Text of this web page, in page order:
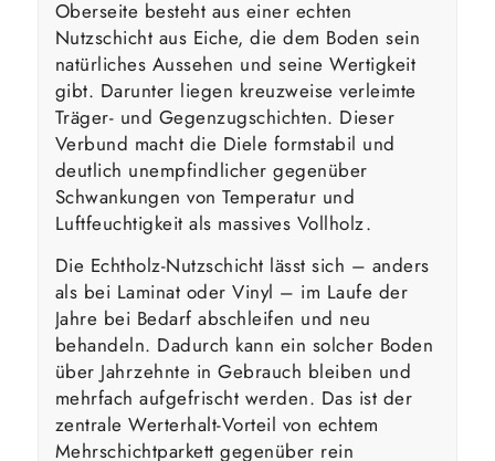
Oberseite besteht aus einer echten
Nutzschicht aus Eiche, die dem Boden sein
natürliches Aussehen und seine Wertigkeit
gibt. Darunter liegen kreuzweise verleimte
Träger- und Gegenzugschichten. Dieser
Verbund macht die Diele form­stabil und
deutlich unempfindlicher gegenüber
Schwankungen von Temperatur und
Luftfeuchtigkeit als massives Vollholz.
Die Echtholz-Nutzschicht lässt sich – anders
als bei Laminat oder Vinyl – im Laufe der
Jahre bei Bedarf abschleifen und neu
behandeln. Dadurch kann ein solcher Boden
über Jahrzehnte in Gebrauch bleiben und
mehrfach aufgefrischt werden. Das ist der
zentrale Werterhalt-Vorteil von echtem
Mehrschichtparkett gegenüber rein